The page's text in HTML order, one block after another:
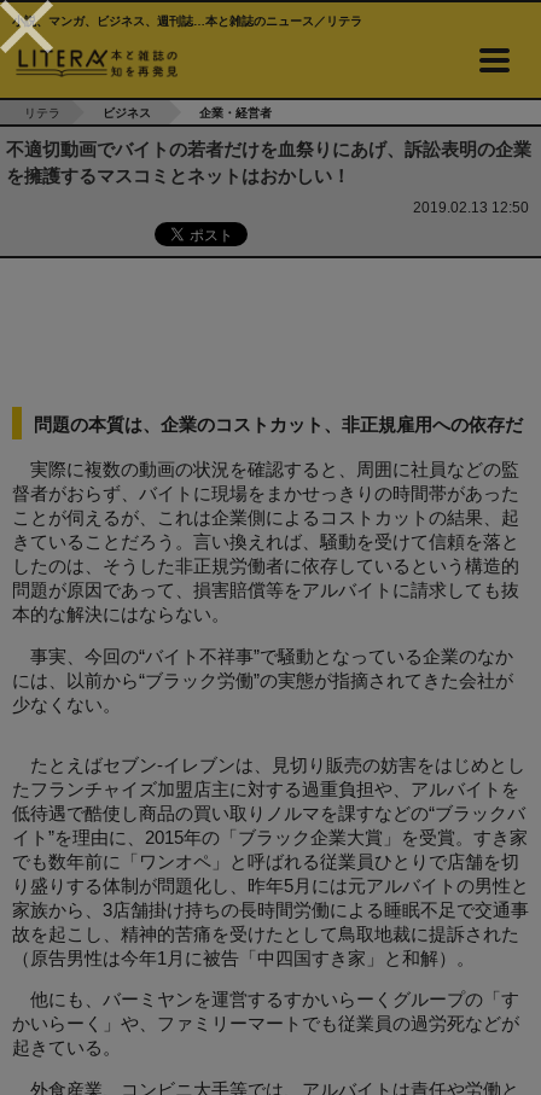
小説、マンガ、ビジネス、週刊誌…本と雑誌のニュース／リテラ
リテラ ビジネス 企業・経営者
不適切動画でバイトの若者だけを血祭りにあげ、訴訟表明の企業
を擁護するマスコミとネットはおかしい！
2019.02.13 12:50
問題の本質は、企業のコストカット、非正規雇用への依存だ
実際に複数の動画の状況を確認すると、周囲に社員などの監
督者がおらず、バイトに現場をまかせっきりの時間帯があった
ことが伺えるが、これは企業側によるコストカットの結果、起
きていることだろう。言い換えれば、騒動を受けて信頼を落と
したのは、そうした非正規労働者に依存しているという構造的
問題が原因であって、損害賠償等をアルバイトに請求しても抜
本的な解決にはならない。
事実、今回の“バイト不祥事”で騒動となっている企業のなか
には、以前から“ブラック労働”の実態が指摘されてきた会社が
少なくない。
たとえばセブン-イレブンは、見切り販売の妨害をはじめとし
たフランチャイズ加盟店主に対する過重負担や、アルバイトを
低待遇で酷使し商品の買い取りノルマを課すなどの“ブラックバ
イト”を理由に、2015年の「ブラック企業大賞」を受賞。すき家
でも数年前に「ワンオペ」と呼ばれる従業員ひとりで店舗を切
り盛りする体制が問題化し、昨年5月には元アルバイトの男性と
家族から、3店舗掛け持ちの長時間労働による睡眠不足で交通事
故を起こし、精神的苦痛を受けたとして鳥取地裁に提訴された
（原告男性は今年1月に被告「中四国すき家」と和解）。
他にも、バーミヤンを運営するすかいらーくグループの「す
かいらーく」や、ファミリーマートでも従業員の過労死などが
起きている。
外食産業、コンビニ大手等では、アルバイトは責任や労働と